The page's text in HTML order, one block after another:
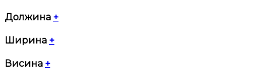
Должина +
Ширина +
Висина +